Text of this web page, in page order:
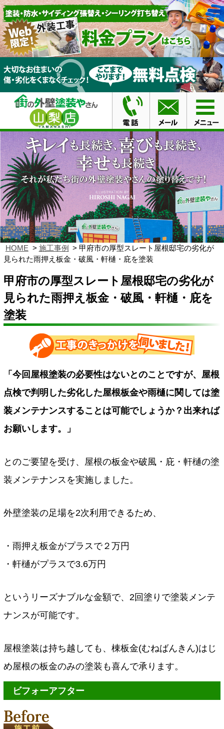
HOME 施工事例
甲府市の厚型スレート屋根邸宅の劣化が
見られた雨押え板金・破風・軒樋・庇を塗装
甲府市の厚型スレート屋根邸宅の劣化が
見られた雨押え板金・破風・軒樋・庇を
塗装
「今回屋根塗装の必要性はないとのことですが、屋根
点検で判明した劣化した屋根板金や雨樋に関しては塗
装メンテナンスすることは可能でしょうか？出来れば
お願いします。」
とのご要望を受け、屋根の板金や破風・庇・軒樋の塗
装メンテナンスを実施しました。
外壁塗装の足場を2次利用できるため、
・雨押え板金がプラスで２万円
・軒樋がプラスで3.6万円
というリーズナブルな金額で、2回塗りで塗装メンテ
ナンスが可能です。
屋根塗装は持ち越しても、棟板金(むねばんきん)はじ
め屋根の板金のみの塗装も喜んで承ります。
ビフォーアフター